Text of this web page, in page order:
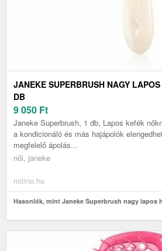
JANEKE SUPERBRUSH NAGY
DB
9 050 Ft
Janeke Superbrush, 1 db, Lapos kefék
a kondicionáló és más hajápolók
megfelelő ápolás...
női, janeke
notino.hu
Hasonlók, mint Janeke Superbrush nagy lapos